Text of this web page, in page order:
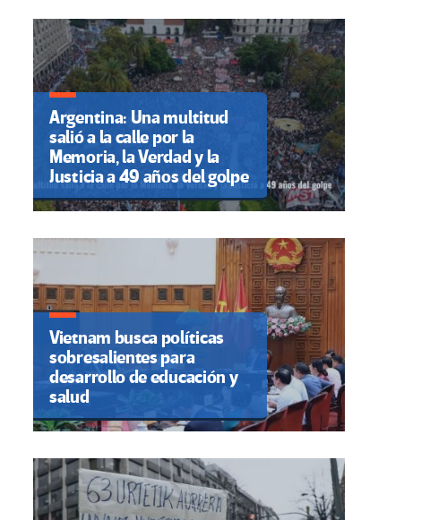
Argentina: Una multitud
salió a la calle por la
Memoria, la Verdad y la
Justicia a 49 años del golpe
Vietnam busca políticas
sobresalientes para
desarrollo de educación y
salud